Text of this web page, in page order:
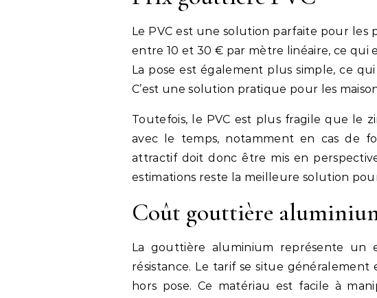
Le PVC est une solution parfaite pour les
entre 10 et 30 € par mètre linéaire, ce qui
La pose est également plus simple, ce
C’est une solution pratique pour les
Toutefois, le PVC est plus fragile que le
avec le temps, notamment en cas de
attractif doit donc être mis en
estimations reste la meilleure solution
Coût gouttière
La gouttière aluminium représente un
résistance. Le tarif se situe
hors pose. Ce matériau est facile à